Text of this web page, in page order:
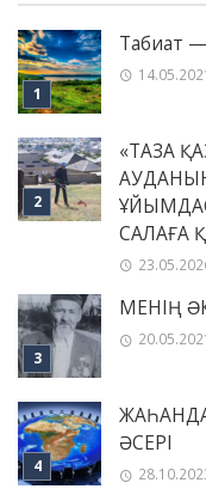
Табиғат
«ТАЗА
САЛАҒА
МЕНІҢ
ӘСЕРІ